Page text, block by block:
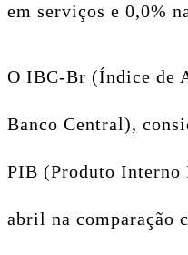
em serviços e 0,0%
O IBC-Br (Índice de
Banco Central),
PIB (Produto Interno
abril na comparação